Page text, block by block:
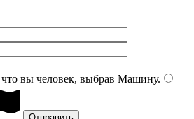
вы человек, выбрав Машину.